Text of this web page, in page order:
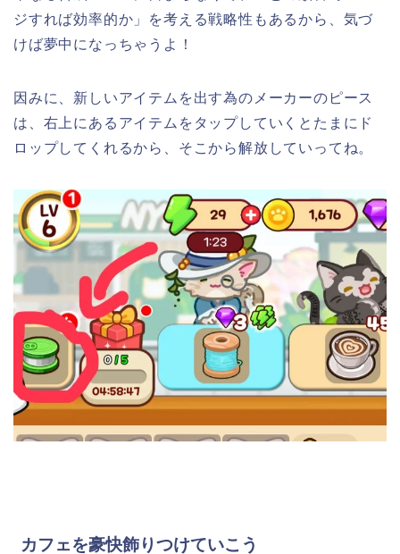
ジすれば効率的か」を考える戦略性もあるから、気づ
けば夢中になっちゃうよ！
因みに、新しいアイテムを出す為のメーカーのピース
は、右上にあるアイテムをタップしていくとたまにド
ロップしてくれるから、そこから解放していってね。
カフェを豪快飾りつけていこう